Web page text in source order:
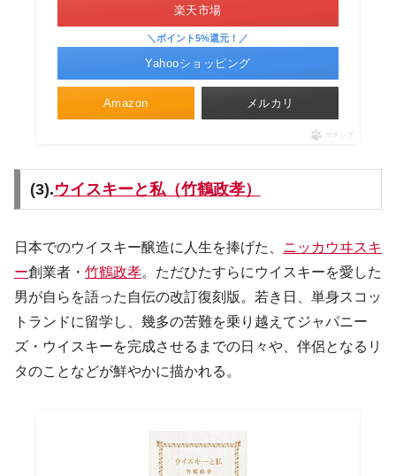
Amazon
楽天市場
＼ポイント5%還元！／
Yahooショッピング
メルカリ
ポチップ
(3).ウイスキーと私（竹鶴政孝）
日本でのウイスキー醸造に人生を捧げた、 ニッカウヰスキ
ー創業者・ 竹鶴政孝。ただひたすらにウイスキーを愛した
男が自らを語った自伝の改訂復刻版。若き日、単身スコッ
トランドに留学し、幾多の苦難を乗り越えてジャパニー
ズ・ウイスキーを完成させるまでの日々や、伴侶となるリ
タのことなどが鮮やかに描かれる。